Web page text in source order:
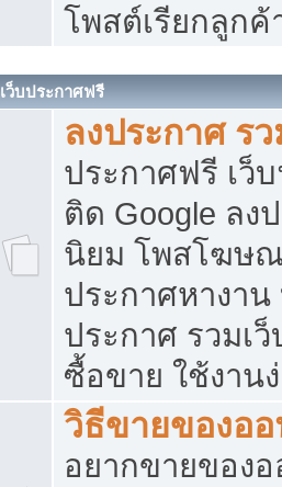
โพสต์เรียกลูกค้
เว็บประกาศฟรี
ลงประกาศ ร
ประกาศฟรี เว็
ติด Google ลง
นิยม โพสโฆษ
ประกาศหางาน
ประกาศ รวมเ
ซื้อขาย ใช้งาน
วิธีขายของอ
อยากขายของ